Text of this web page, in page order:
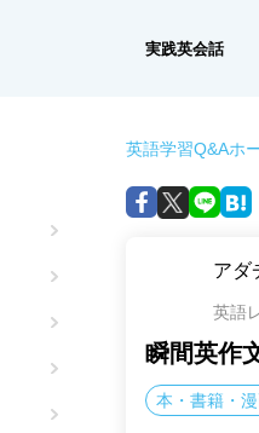
実践英会話
英語学習Q&Aホ
アダ
英語
瞬間英作
本・書籍・